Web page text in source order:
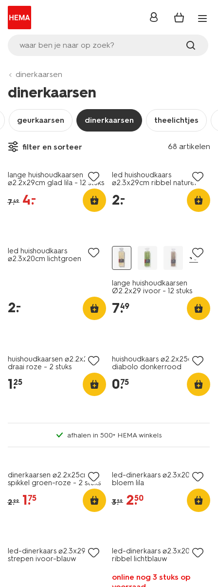
waar ben je naar op zoek?
inloggen
dinerkaarsen
dinerkaarsen
geurkaarsen dinerkaarsen theelichtjes
filter en sorteer 68 artikelen
sale
lange huishoudkaarsen
⌀2.2x29cm glad lila - 12 stuks
7.49 4.
–
led huishoudkaars
⌀2.3x29cm ribbel naturel
2.
–
led huishoudkaars
⌀2.3x20cm lichtgroen
2.
–
+6
lange huishoudkaarsen
Ø2.2x29 ivoor - 12 stuks
7.
49
huishoudkaarsen ⌀2.2x20cm
draai roze - 2 stuks
1.
25
huishoudkaars ⌀2.2x25cm
diabolo donkerrood
0.
75
afhalen in 500+ HEMA winkels
dinerkaarsen ⌀2.2x25cm
spikkel groen-roze - 2 stuks
2.99 1.
75
led-dinerkaars ⌀2.3x20cm
bloem lila
3.59 2.
50
led-dinerkaars ⌀2.3x29cm
strepen ivoor-blauw
led-dinerkaars ⌀2.3x20cm
ribbel lichtblauw
online nog 3 stuks op